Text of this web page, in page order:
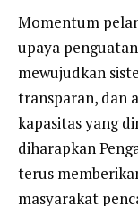
Momentum
upaya
mewujudkan
transparan, dan
kapasitas yang
diharapkan
terus
masyarakat